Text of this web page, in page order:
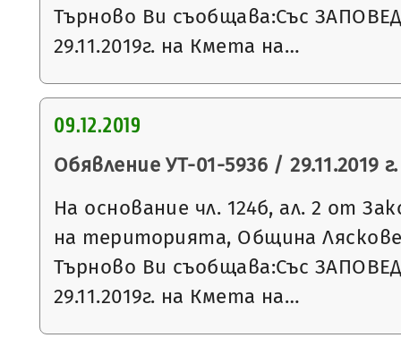
Търново Ви съобщава:Със
29.11.2019г. на Кмета на…
09.12.2019
Обявление УТ-01-5936 / 29.11.2019 г.
На основание чл. 124б, ал. 2 от
на територията, Община
Търново Ви съобщава:Със
29.11.2019г. на Кмета на…